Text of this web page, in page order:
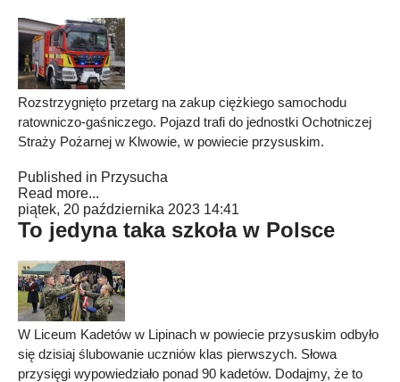
Rozstrzygnięto przetarg na zakup ciężkiego samochodu
ratowniczo-gaśniczego. Pojazd trafi do jednostki Ochotniczej
Straży Pożarnej w Klwowie, w powiecie przysuskim.
Published in Przysucha
Read more...
piątek, 20 października 2023 14:41
To jedyna taka szkoła w Polsce
W Liceum Kadetów w Lipinach w powiecie przysuskim odbyło
się dzisiaj ślubowanie uczniów klas pierwszych. Słowa
przysięgi wypowiedziało ponad 90 kadetów. Dodajmy, że to